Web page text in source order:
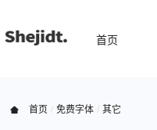
首页
首页 免费字体 其它